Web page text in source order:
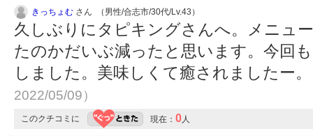
きっちょむ さん （男性/合志市/30代/Lv.43）
久しぶりにタピキングさんへ。メニュ
たのかだいぶ減ったと思います。今回
しました。美味しくて癒されましたー
2022/05/09）
このクチコミに 現在： 0人